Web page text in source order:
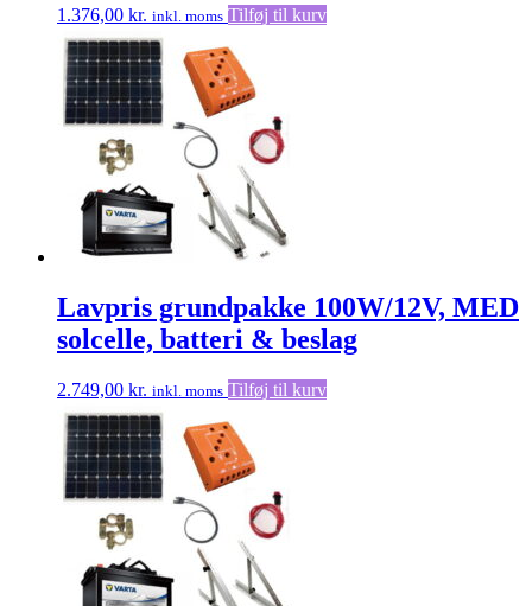
1.376,00 kr. inkl. moms Tilføj til kurv
Lavpris grundpakke 100W/12V, MED
solcelle, batteri & beslag
2.749,00 kr. inkl. moms Tilføj til kurv